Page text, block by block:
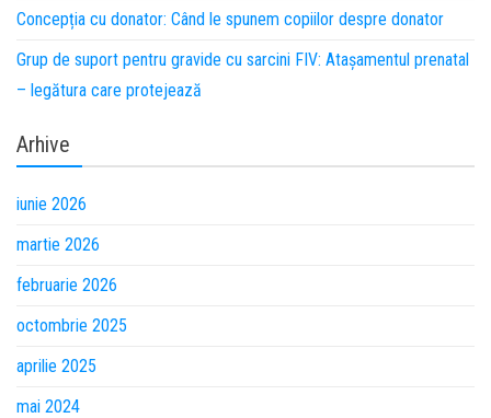
Concepția cu donator: Când le spunem copiilor despre donator
Grup de suport pentru gravide cu sarcini FIV: Atașamentul prenatal
– legătura care protejează
Arhive
iunie 2026
martie 2026
februarie 2026
octombrie 2025
aprilie 2025
mai 2024